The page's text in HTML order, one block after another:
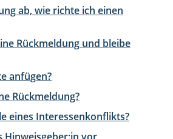
ab, wie richte ich einen
Rückmeldung und bleibe
anfügen?
Rückmeldung?
eines Interessenkonflikts?